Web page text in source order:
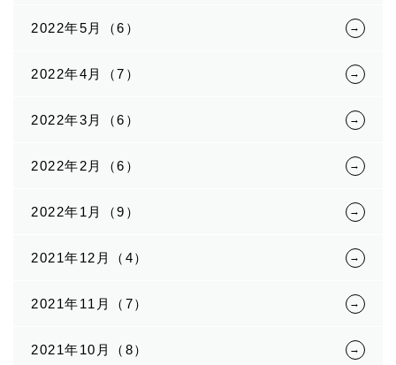
2022年5月（6）
2022年4月（7）
2022年3月（6）
2022年2月（6）
2022年1月（9）
2021年12月（4）
2021年11月（7）
2021年10月（8）